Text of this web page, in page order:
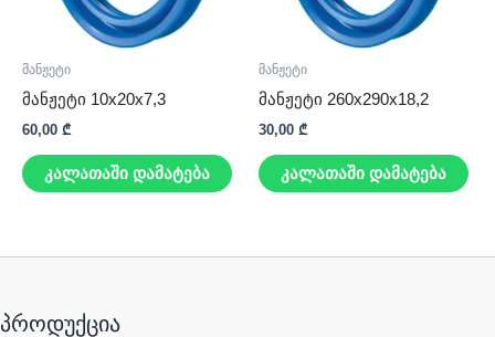
მანჟეტი
მანჟეტი 10x20x7,3
60,00 ₾
კალათაში დამატება
მანჟეტი
მანჟეტი 260x290x18,2
30,00 ₾
კალათაში დამატება
პროდუქცია